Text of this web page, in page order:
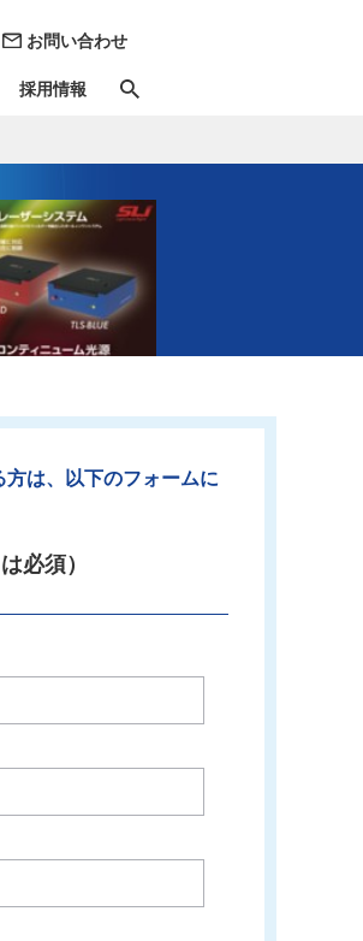
お問い合わせ
採用情報
は、以下のフォームに
必須）